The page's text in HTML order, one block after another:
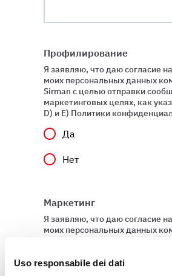
Uso responsabile dei dati
Профилирование
Я заявляю, что даю согласие
моих персональных данных
Sirman с целью отправки
маркетинговых целях, как
D) и E) Политики
Да
Нет
Маркетинг
Я заявляю, что даю согласие
моих персональных данных
конфиденциальности